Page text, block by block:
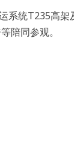
系统T235高架
陪同参观。